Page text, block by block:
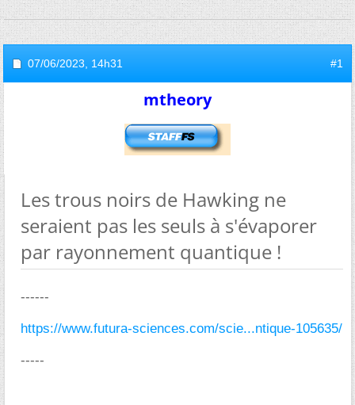
07/06/2023, 14h31 #1
mtheory
Les trous noirs de Hawking ne
seraient pas les seuls à s'évaporer
par rayonnement quantique !
------
https://www.futura-sciences.com/scie...ntique-105635/
-----